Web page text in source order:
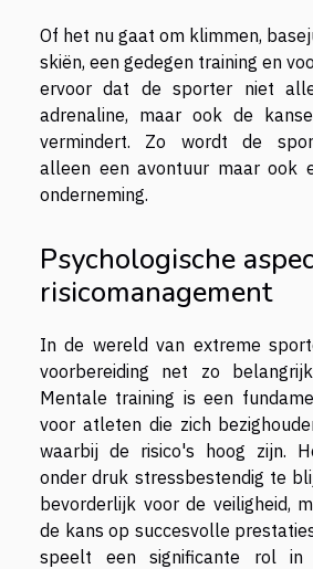
Of het nu gaat om klimmen,
skiën, een gedegen training en
ervoor dat de sporter niet
adrenaline, maar ook de
vermindert. Zo wordt de
alleen een avontuur maar ook
onderneming.
Psychologische
risicomanagement
In de wereld van extreme
voorbereiding net zo
Mentale training is een
voor atleten die zich
waarbij de risico's hoog zijn.
onder druk stressbestendig te
bevorderlijk voor de veiligheid,
de kans op succesvolle
speelt een significante rol